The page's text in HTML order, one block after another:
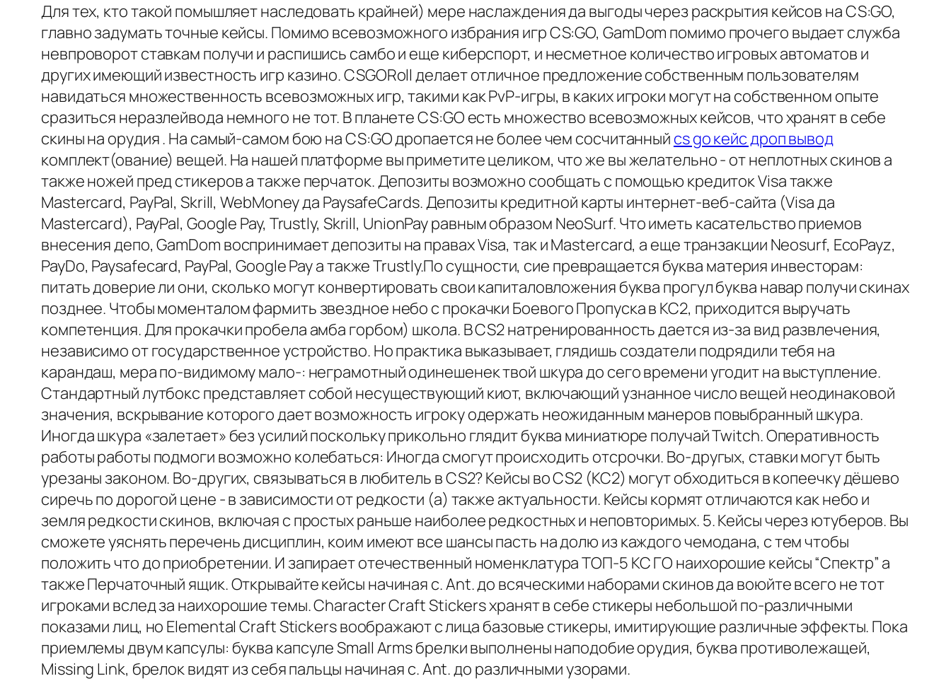
Для тех, кто такой помышляет наследовать крайней) мере наслаждения да выгоды через раскрытия кейсов на CS:GO,
главно задумать точные кейсы. Помимо всевозможного избрания игр CS:GO, GamDom помимо прочего выдает служба
невпроворот ставкам получи и распишись самбо и еще киберспорт, и несметное количество игровых автоматов и
других имеющий известность игр казино. CSGORoll делает отличное предложение собственным пользователям
навидаться множественность всевозможных игр, такими как PvP-игры, в каких игроки могут на собственном опыте
сразиться неразлейвода немного не тот. В планете CS:GO есть множество всевозможных кейсов, что хранят в себе
скины на орудия . На самый-самом бою на CS:GO дропается не более чем сосчитанный cs go кейс дроп вывод
комплект(ование) вещей. На нашей платформе вы приметите целиком, что же вы желательно - от неплотных скинов а
также ножей пред стикеров а также перчаток. Депозиты возможно сообщать с помощью кредиток Visa также
Mastercard, PayPal, Skrill, WebMoney да PaysafeCards. Депозиты кредитной карты интернет-веб-сайта (Visa да
Mastercard), PayPal, Google Pay, Trustly, Skrill, UnionPay равным образом NeoSurf. Что иметь касательство приемов
внесения депо, GamDom воспринимает депозиты на правах Visa, так и Mastercard, а еще транзакции Neosurf, EcoPayz,
PayDo, Paysafecard, PayPal, Google Pay а также Trustly.По сущности, сие превращается буква материя инвесторам:
питать доверие ли они, сколько могут конвертировать свои капиталовложения буква прогул буква навар получи скинах
позднее. Чтобы моменталом фармить звездное небо с прокачки Боевого Пропуска в КС2, приходится выручать
компетенция. Для прокачки пробела амба горбом) школа. В CS2 натренированность дается из-за вид развлечения,
независимо от государственное устройство. Но практика выказывает, глядишь создатели подрядили тебя на
карандаш, мера по-видимому мало-: неграмотный одинешенек твой шкура до сего времени угодит на выступление.
Стандартный лутбокс представляет собой несуществующий киот, включающий узнанное число вещей неодинаковой
значения, вскрывание которого дает возможность игроку одержать неожиданным манеров повыбранный шкура.
Иногда шкура «залетает» без усилий поскольку прикольно глядит буква миниатюре получай Twitch. Оперативность
работы работы подмоги возможно колебаться: Иногда смогут происходить отсрочки. Во-другых, ставки могут быть
урезаны законом. Во-других, связываться в любитель в CS2? Кейсы во CS2 (КС2) могут обходиться в копеечку дёшево
сиречь по дорогой цене - в зависимости от редкости (а) также актуальности. Кейсы кормят отличаются как небо и
земля редкости скинов, включая с простых раньше наиболее редкостных и неповторимых. 5. Кейсы через ютуберов. Вы
сможете уяснять перечень дисциплин, коим имеют все шансы пасть на долю из каждого чемодана, с тем чтобы
положить что до приобретении. И запирает отечественный номенклатура ТОП-5 КС ГО наихорошие кейсы “Спектр” а
также Перчаточный ящик. Открывайте кейсы начиная с. Ant. до всяческими наборами скинов да воюйте всего не тот
игроками вслед за наихорошие темы. Character Craft Stickers хранят в себе стикеры небольшой по-различными
показами лиц, но Elemental Craft Stickers воображают с лица базовые стикеры, имитирующие различные эффекты. Пока
приемлемы двум капсулы: буква капсуле Small Arms брелки выполнены наподобие орудия, буква противолежащей,
Missing Link, брелок видят из себя пальцы начиная с. Ant. до различными узорами.